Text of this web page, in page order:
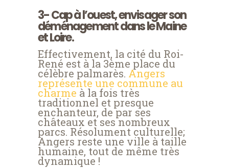
3- Cap à l’ouest, envisager son
déménagement dans le Maine
et Loire.
Effectivement, la cité du Roi-
René est à la 3ème place du
célèbre palmarès. Angers
représente une commune au
charme à la fois très
traditionnel et presque
enchanteur, de par ses
châteaux et ses nombreux
parcs. Résolument culturelle;
Angers reste une ville à taille
humaine, tout de même très
dynamique !